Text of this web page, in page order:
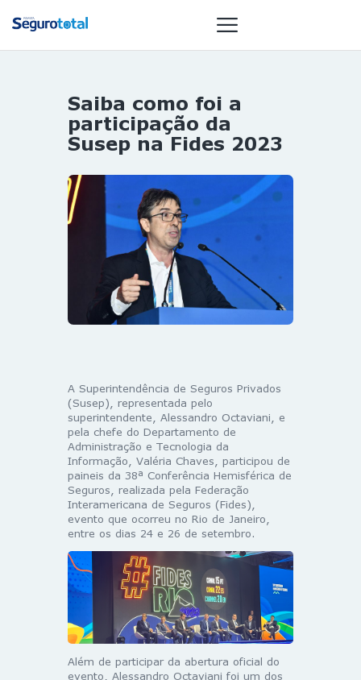
NOTÍCIAS
REVISTA
GAIVOTA DE
OURO
ST SUMMIT
MULHERES
GESTORAS
HOMEST
HOME
Saiba como foi a
participação da
Susep na Fides 2023
A Superintendência de Seguros Privados
(Susep), representada pelo
superintendente, Alessandro Octaviani, e
pela chefe do Departamento de
Administração e Tecnologia da
Informação, Valéria Chaves, participou de
paineis da 38ª Conferência Hemisférica de
Seguros, realizada pela Federação
Interamericana de Seguros (Fides),
evento que ocorreu no Rio de Janeiro,
entre os dias 24 e 26 de setembro.
Além de participar da abertura oficial do
evento, Alessandro Octaviani foi um dos